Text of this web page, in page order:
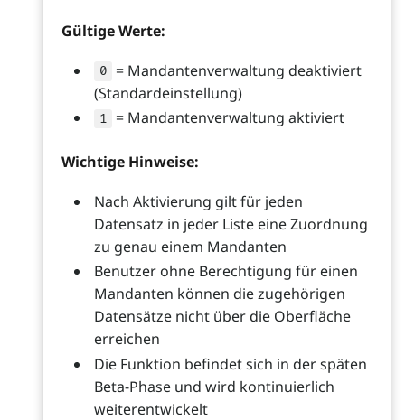
Gültige Werte:
0
= Mandantenverwaltung deaktiviert
(Standardeinstellung)
1 = Mandantenverwaltung aktiviert
Wichtige Hinweise:
Nach Aktivierung gilt für jeden
Datensatz in jeder Liste eine Zuordnung
zu genau einem Mandanten
Benutzer ohne Berechtigung für einen
Mandanten können die zugehörigen
Datensätze nicht über die Oberfläche
erreichen
Die Funktion befindet sich in der späten
Beta-Phase und wird kontinuierlich
weiterentwickelt